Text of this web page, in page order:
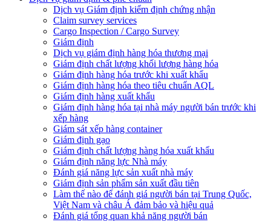
Dịch vụ Giám định kiểm định chứng nhận
Claim survey services
Cargo Inspection / Cargo Survey
Giám định
Dịch vụ giám định hàng hóa thương mại
Giám định chất lượng khối lượng hàng hóa
Giám định hàng hóa trước khi xuất khẩu
Giám định hàng hóa theo tiêu chuẩn AQL
Giám định hàng xuất khẩu
Giám định hàng hóa tại nhà máy người bán trước khi
xếp hàng
Giám sát xếp hàng container
Giám định gạo
Giám định chất lượng hàng hóa xuất khẩu
Giám định năng lực Nhà máy
Đánh giá năng lực sản xuất nhà máy
Giám định sản phẩm sản xuất đầu tiên
Làm thế nào để đánh giá người bán tại Trung Quốc,
Việt Nam và châu Á đảm bảo và hiệu quả
Đánh giá tổng quan khả năng người bán